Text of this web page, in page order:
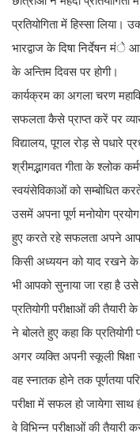
प्रतियोगिता में हिस्सा लिया।
भारद्वाज के दिषा निर्देषन मंे
के अन्तिम दिवस पर होगी।
कार्यक्रम का अगला चरण
सफलता कैसे प्राप्त करें पर
विद्यालय, पूगल रोड़ से पधारे
श्रीमद्भागवत गीता के श्लोक
स्वयंसेविकाओं को सम्बोधित
उसमें अपना पूर्ण मनोयोग
हुए करते रहे सफलता अपने
किसी अध्ययन को याद रखने
भी आपको सुनाया जा रहा है
प्रतियोगी परीक्षाओं की
ने बोलते हुए कहा कि प्रतियोगी
अगर व्यक्ति अपनी स्कूली
वह स्नातक होने तक पूर्णतया
परीक्षा में सफल हो जायेगा
वे विभिन्न परीक्षाओं की